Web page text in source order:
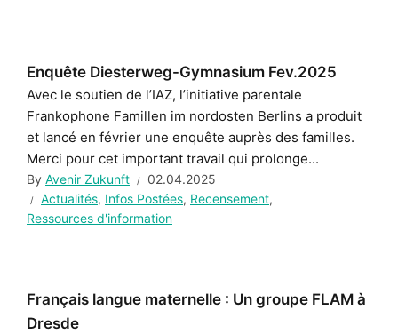
Enquête Diesterweg-Gymnasium Fev.2025
Avec le soutien de l’IAZ, l’initiative parentale
Frankophone Famillen im nordosten Berlins a produit
et lancé en février une enquête auprès des familles.
Merci pour cet important travail qui prolonge...
By Avenir Zukunft
02.04.2025
Actualités, Infos Postées, Recensement,
Ressources d'information
Français langue maternelle : Un groupe FLAM à
Dresde